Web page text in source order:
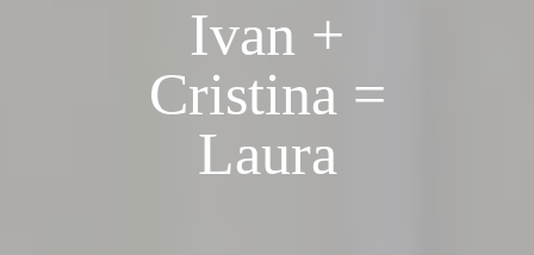
Ivan +
Cristina =
Laura